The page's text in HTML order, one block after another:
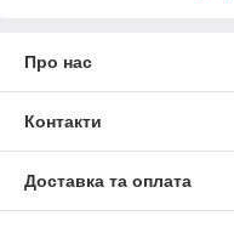
Про нас
Контакти
Доставка та оплата